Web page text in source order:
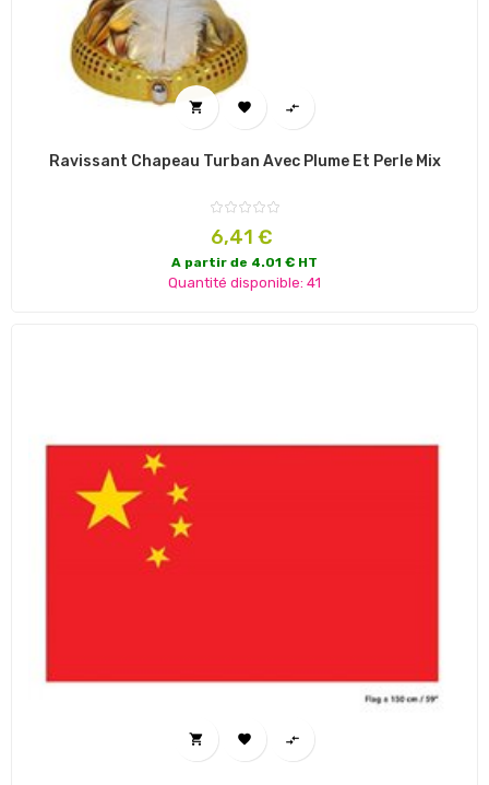
  
Ravissant Chapeau Turban Avec Plume Et Perle Mix
Prix
6,41 €
A partir de 4.01 € HT
Quantité disponible: 41
  